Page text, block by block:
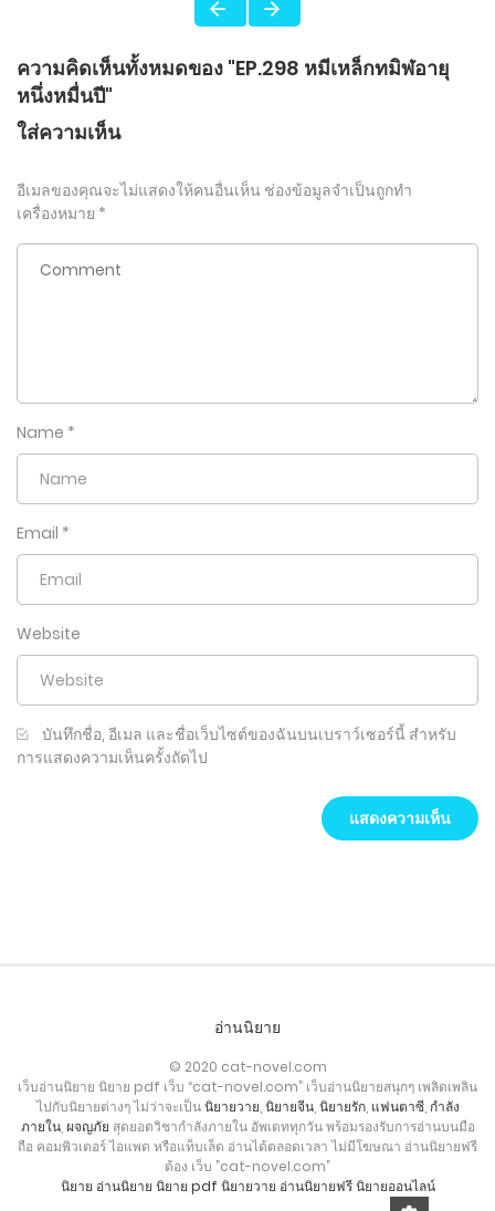
ความคิดเห็นทั้งหมดของ "EP.298 หมีเหล็กทมิฬอายุ
หนึ่งหมื่นปี"
ใส่ความเห็น
อีเมลของคุณจะไม่แสดงให้คนอื่นเห็น ช่องข้อมูลจำเป็นถูกทำ
เครื่องหมาย *
Name *
Email *
Website
บันทึกชื่อ, อีเมล และชื่อเว็บไซต์ของฉันบนเบราว์เซอร์นี้ สำหรับ
การแสดงความเห็นครั้งถัดไป
อ่านนิยาย
© 2020 cat-novel.com
เว็บอ่านนิยาย นิยาย pdf เว็บ “cat-novel.com” เว็บอ่านนิยายสนุกๆ เพลิดเพลิน
ไปกับนิยายต่างๆ ไม่ว่าจะเป็นนิยายวาย นิยายจีน, นิยายรัก, แฟนตาซี, กำลัง
ภายใน, ผจญภัย สุดยอดวิชากำลังภายใน อัพเดททุกวัน พร้อมรองรับการอ่านบนมือ
ถือ คอมพิวเตอร์ ไอแพด หรือแท็บเล็ต อ่านได้ตลอดเวลา ไม่มีโฆษณา อ่านนิยายฟรี
ต้อง เว็บ ”cat-novel.com”
นิยาย อ่านนิยาย นิยาย pdf นิยายวาย อ่านนิยายฟรี นิยายออนไลน์